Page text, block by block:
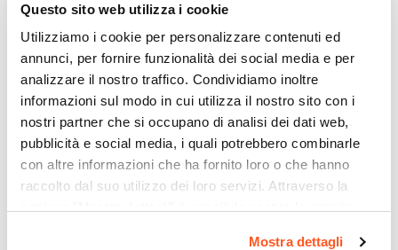
Questo sito web utilizza i cookie
Utilizziamo i cookie per personalizzare contenuti ed
annunci, per fornire funzionalità dei social media e per
analizzare il nostro traffico. Condividiamo inoltre
informazioni sul modo in cui utilizza il nostro sito con i
nostri partner che si occupano di analisi dei dati web,
pubblicità e social media, i quali potrebbero combinarle
con altre informazioni che ha fornito loro o che hanno
raccolto dal suo utilizzo dei loro servizi. Attraverso la
Mostra dettagli
Rovere america
Caratteristiche
Lavorazione cannettata| Struttura posteriore
aperta
Caratteristiche Lavabo
Lavabo
Non incluso
Tipologia Lavabo
Appoggio
CODICE:NRD8L
Specchio Ø80 cm con luce
led da 30 cm inclusa -
Raoled
€ 82,00
CODICE:LAV11
Lavabo d'appoggio a
bacinella rettangolare 62x42
cm
€ 70,00